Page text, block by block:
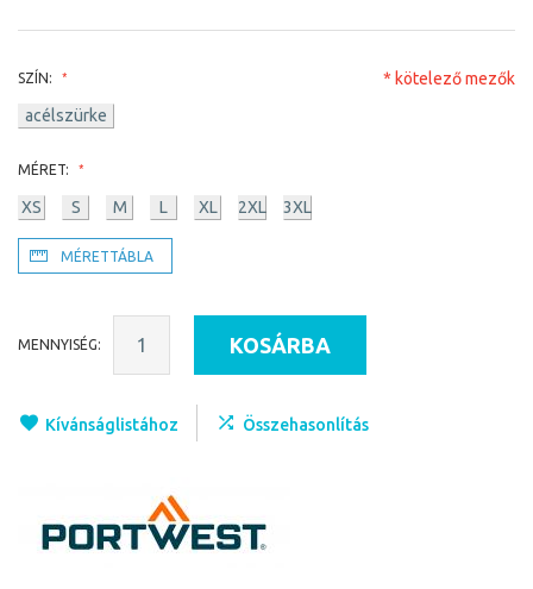
SZÍN:
acélszürke
MÉRET:
XS S M L XL 2XL 3XL
MÉRETTÁBLA
* kötelező mezők
MENNYISÉG: KOSÁRBA
Kívánságlistához Összehasonlítás